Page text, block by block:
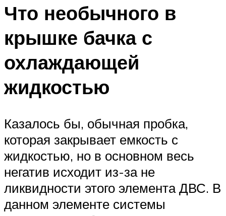
Что необычного в
крышке бачка с
охлаждающей
жидкостью
Казалось бы, обычная пробка,
которая закрывает емкость с
жидкостью, но в основном весь
негатив исходит из-за не
ликвидности этого элемента ДВС. В
данном элементе системы